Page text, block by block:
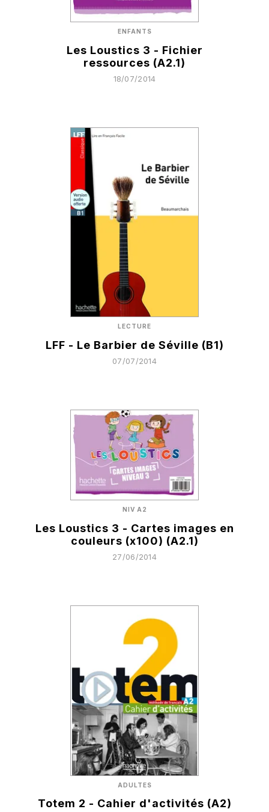
ENFANTS
Les Loustics 3 - Fichier
ressources (A2.1)
18/07/2014
LECTURE
LFF - Le Barbier de Séville (B1)
07/07/2014
NIV A2
Les Loustics 3 - Cartes images en
couleurs (x100) (A2.1)
27/06/2014
ADULTES
Totem 2 - Cahier d'activités (A2)